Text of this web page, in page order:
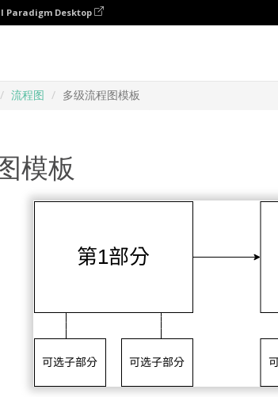
Paradigm Desktop
流程图 多级流程图模板
模板